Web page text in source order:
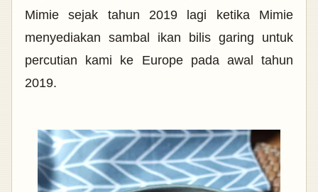
Mimie sejak tahun 2019 lagi ketika Mimie
menyediakan sambal ikan bilis garing untuk
percutian kami ke Europe pada awal tahun
2019.